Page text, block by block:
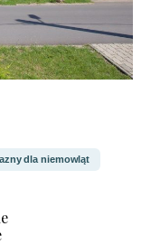
dla niemowląt